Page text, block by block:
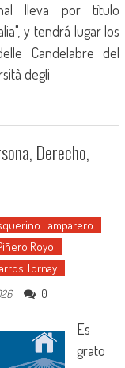
lleva por título
y tendrá lugar los
Candelabre del
degli
Derecho,
Lamparero
Royo
Tornay
0
Es
grato